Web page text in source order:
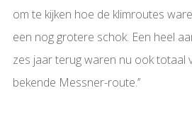
om te kijken hoe de klimroutes
een nog grotere schok. Een heel
zes jaar terug waren nu ook totaal
bekende Messner-route.’’